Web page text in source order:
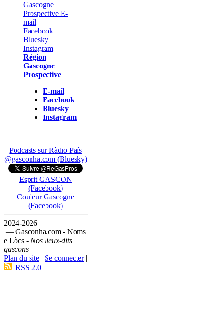
Région
Gascogne
Prospective
E-mail
Facebook
Bluesky
Instagram
Podcasts sur Ràdio País
@gasconha.com (Bluesky)
Esprit GASCON
(Facebook)
Couleur Gascogne
(Facebook)
2024-2026
— Gasconha.com - Noms
e Lòcs - Nos lieux-dits
gascons
Plan du site | Se connecter|
RSS 2.0